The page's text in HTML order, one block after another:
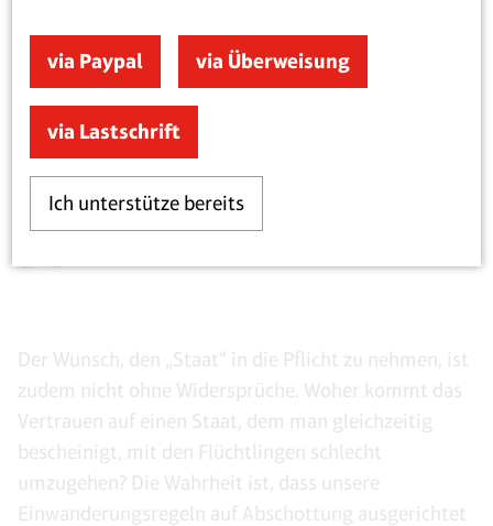
auf Kosten anderer lebten, Vorschub leisten.
„Mildtätigkeit erwartet er nicht. Das
Problem sind die fehlenden Papiere“
Der Wunsch, den „Staat“ in die Pflicht zu nehmen, ist
zudem nicht ohne Widersprüche. Woher kommt das
Vertrauen auf einen Staat, dem man gleichzeitig
bescheinigt, mit den Flüchtlingen schlecht
umzugehen? Die Wahrheit ist, dass unsere
Einwanderungsregeln auf Abschottung ausgerichtet
via Paypal via Überweisung
via Lastschrift
Ich unterstütze bereits